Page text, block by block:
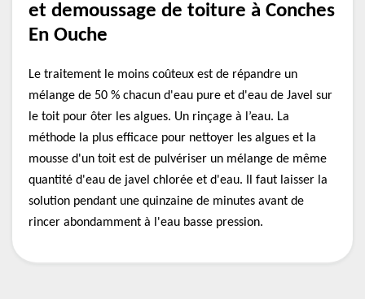
et demoussage de toiture à Conches
En Ouche
Le traitement le moins coûteux est de répandre un
mélange de 50 % chacun d'eau pure et d'eau de Javel sur
le toit pour ôter les algues. Un rinçage à l’eau. La
méthode la plus efficace pour nettoyer les algues et la
mousse d'un toit est de pulvériser un mélange de même
quantité d'eau de javel chlorée et d'eau. Il faut laisser la
solution pendant une quinzaine de minutes avant de
rincer abondamment à l'eau basse pression.